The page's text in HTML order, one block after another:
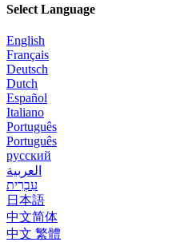
Select Language
English
Français
Deutsch
Dutch
Español
Italiano
Português
Português
русский
العربية
עִבְרִית
日本語
中文简体
中文 繁體